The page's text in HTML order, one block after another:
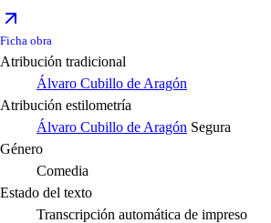
Ficha obra
Atribución tradicional
Álvaro Cubillo de Aragón
Atribución estilometría
Álvaro Cubillo de Aragón Segura
Género
Comedia
Estado del texto
Transcripción automática de impreso